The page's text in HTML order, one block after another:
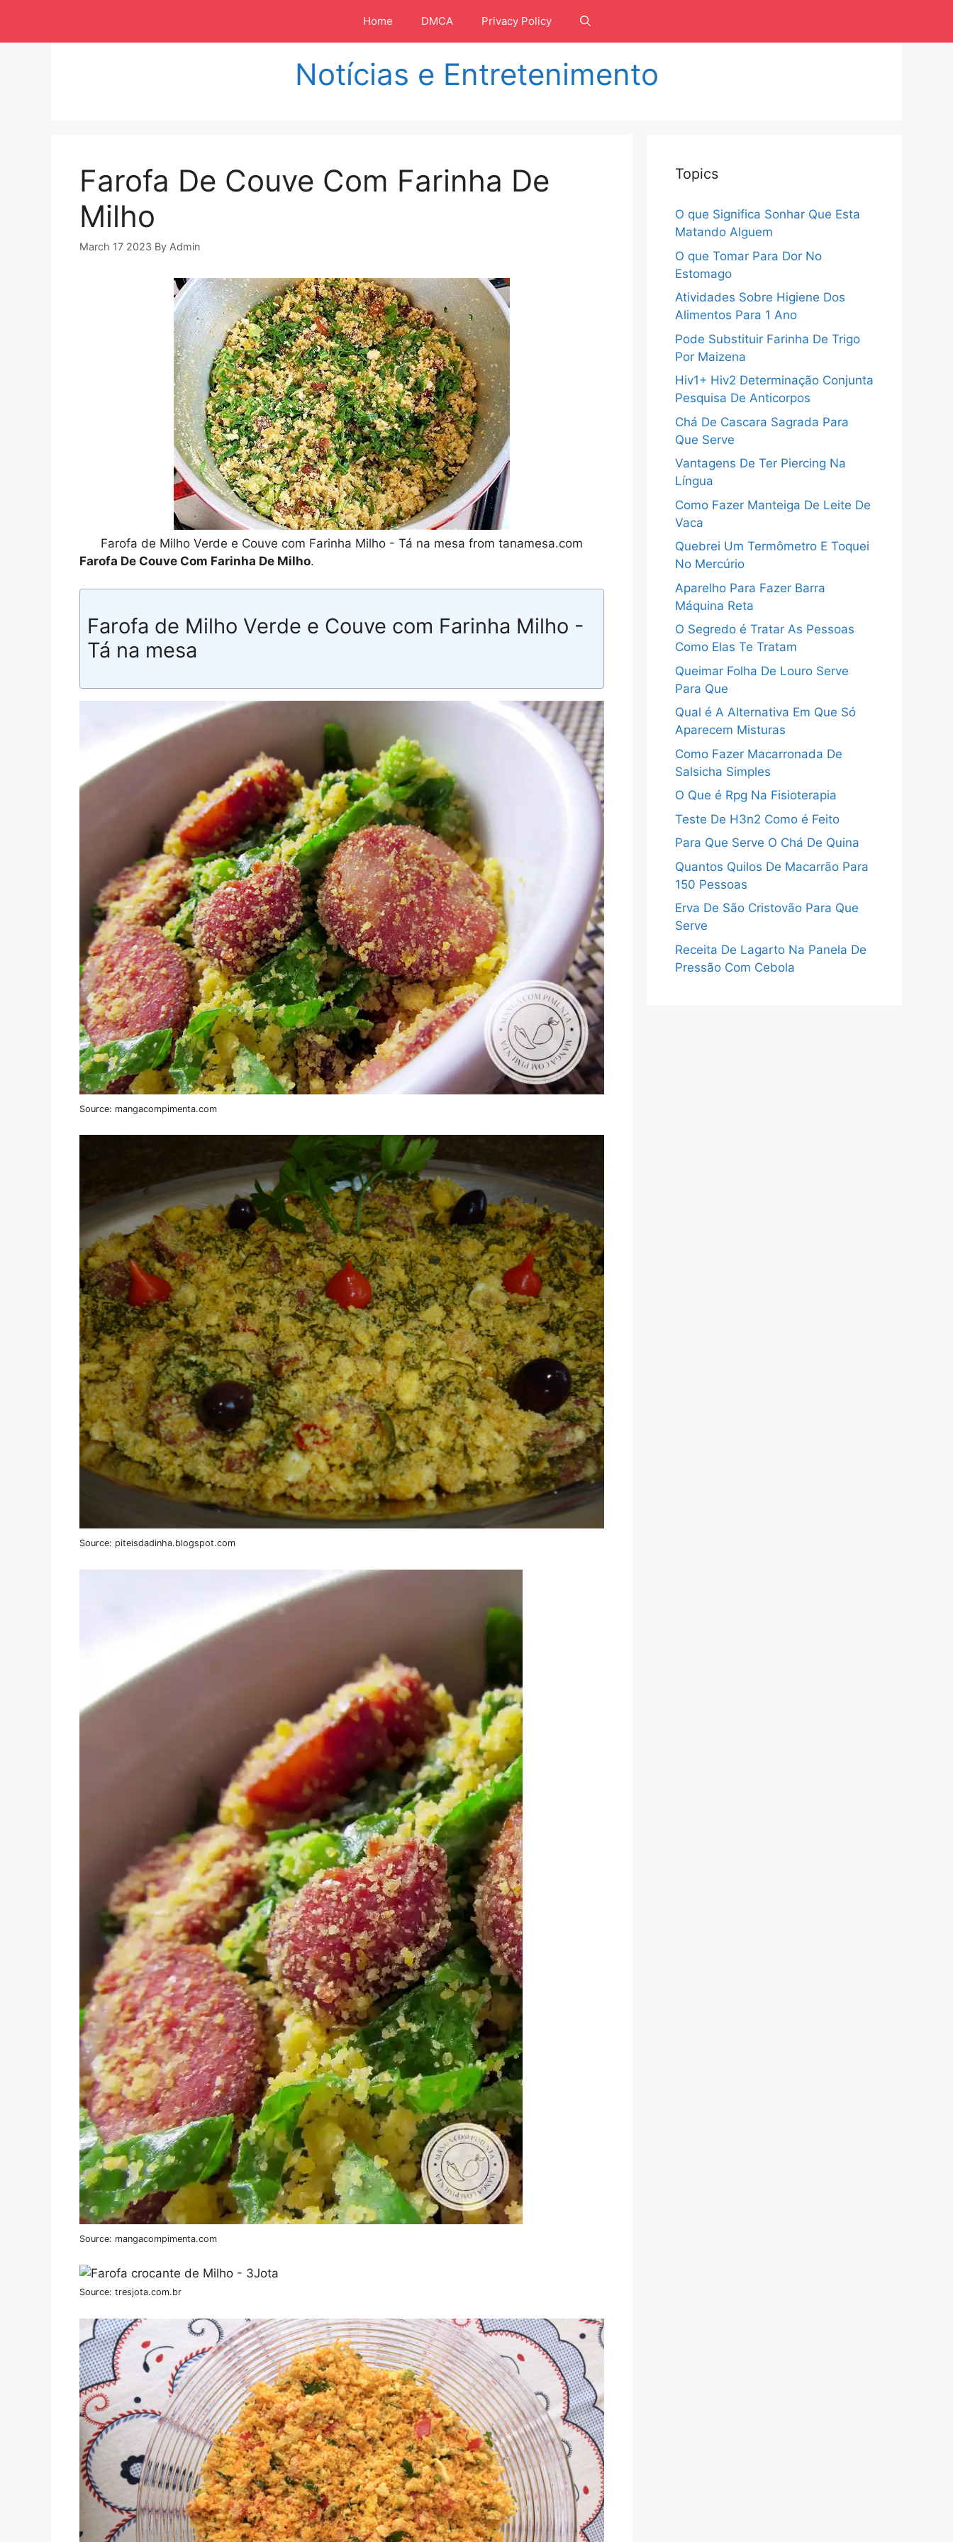
isi
Home DMCA Privacy Policy
Notícias e Entretenimento
Farofa De Couve Com Farinha De
Milho
March 17 2023 By Admin
Farofa de Milho Verde e Couve com Farinha Milho - Tá na mesa from tanamesa.com
Farofa De Couve Com Farinha De Milho.
Farofa de Milho Verde e Couve com Farinha Milho -
Tá na mesa
Source: mangacompimenta.com
Source: piteisdadinha.blogspot.com
Source: mangacompimenta.com
Source: tresjota.com.br
Topics
O que Significa Sonhar Que Esta
Matando Alguem
O que Tomar Para Dor No
Estomago
Atividades Sobre Higiene Dos
Alimentos Para 1 Ano
Pode Substituir Farinha De Trigo
Por Maizena
Hiv1+ Hiv2 Determinação Conjunta
Pesquisa De Anticorpos
Chá De Cascara Sagrada Para
Que Serve
Vantagens De Ter Piercing Na
Língua
Como Fazer Manteiga De Leite De
Vaca
Quebrei Um Termômetro E Toquei
No Mercúrio
Aparelho Para Fazer Barra
Máquina Reta
O Segredo é Tratar As Pessoas
Como Elas Te Tratam
Queimar Folha De Louro Serve
Para Que
Qual é A Alternativa Em Que Só
Aparecem Misturas
Como Fazer Macarronada De
Salsicha Simples
O Que é Rpg Na Fisioterapia
Teste De H3n2 Como é Feito
Para Que Serve O Chá De Quina
Quantos Quilos De Macarrão Para
150 Pessoas
Erva De São Cristovão Para Que
Serve
Receita De Lagarto Na Panela De
Pressão Com Cebola